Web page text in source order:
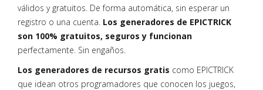
válidos y gratuitos. De forma automática, sin esperar un
registro o una cuenta. Los generadores de EPICTRICK
son 100% gratuitos, seguros y funcionan
perfectamente. Sin engaños.
Los generadores de recursos gratis como EPICTRICK
que idean otros programadores que conocen los juegos,